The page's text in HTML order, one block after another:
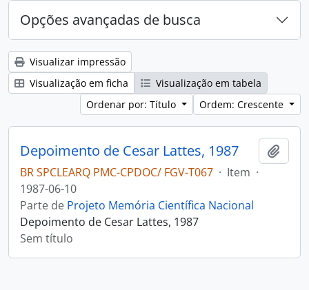
Opções avançadas de busca
Visualizar impressão
Visualização em ficha
Visualização em tabela
Ordenar por: Título
Ordem: Crescente
Depoimento de Cesar Lattes, 1987
BR SPCLEARQ PMC-CPDOC/ FGV-T067 · Item ·
1987-06-10
Parte de Projeto Memória Científica Nacional
Depoimento de Cesar Lattes, 1987
Sem título